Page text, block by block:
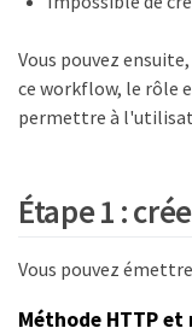
Vous pouvez
ce workflow, le rôle
permettre à
Étape 1 :
Vous pouvez
Méthode HTTP